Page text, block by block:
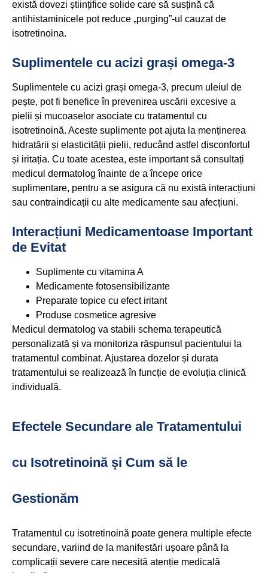
există dovezi științifice solide care să susțină că
antihistaminicele pot reduce „purging”-ul cauzat de
isotretinoina.
Suplimentele cu acizi grași omega-3
Suplimentele cu acizi grași omega-3, precum uleiul de
pește, pot fi benefice în prevenirea uscării excesive a
pielii și mucoaselor asociate cu tratamentul cu
isotretinoină. Aceste suplimente pot ajuta la menținerea
hidratării și elasticității pielii, reducând astfel disconfortul
și iritația. Cu toate acestea, este important să consultați
medicul dermatolog înainte de a începe orice
suplimentare, pentru a se asigura că nu există interacțiuni
sau contraindicații cu alte medicamente sau afecțiuni.
Interacțiuni Medicamentoase Important
de Evitat
Suplimente cu vitamina A
Medicamente fotosensibilizante
Preparate topice cu efect iritant
Produse cosmetice agresive
Medicul dermatolog va stabili schema terapeutică
personalizată și va monitoriza răspunsul pacientului la
tratamentul combinat. Ajustarea dozelor și durata
tratamentului se realizează în funcție de evoluția clinică
individuală.
Efectele Secundare ale Tratamentului
cu Isotretinoină și Cum să le
Gestionăm
Tratamentul cu isotretinoină poate genera multiple efecte
secundare, variind de la manifestări ușoare până la
complicații severe care necesită atenție medicală